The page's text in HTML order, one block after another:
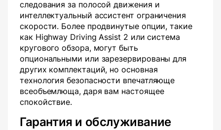
следования за полосой движения и
интеллектуальный ассистент ограничения
скорости. Более продвинутые опции, такие
как Highway Driving Assist 2 или система
кругового обзора, могут быть
опциональными или зарезервированы для
других комплектаций, но основная
технология безопасности впечатляюще
всеобъемлюща, даря вам настоящее
спокойствие.
Гарантия и обслуживание